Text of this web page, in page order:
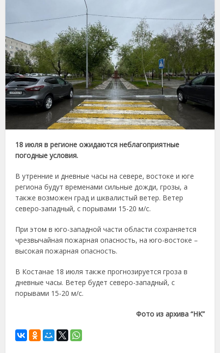
18 июля в регионе ожидаются неблагоприятные
погодные условия.
В утренние и дневные часы на севере, востоке и юге
региона будут временами сильные дожди, грозы, а
также возможен град и шквалистый ветер. Ветер
северо-западный, с порывами 15-20 м/с.
При этом в юго-западной части области сохраняется
чрезвычайная пожарная опасность, на юго-востоке –
высокая пожарная опасность.
В Костанае 18 июля также прогнозируется гроза в
дневные часы. Ветер будет северо-западный, с
порывами 15-20 м/с.
Фото из архива “НК”